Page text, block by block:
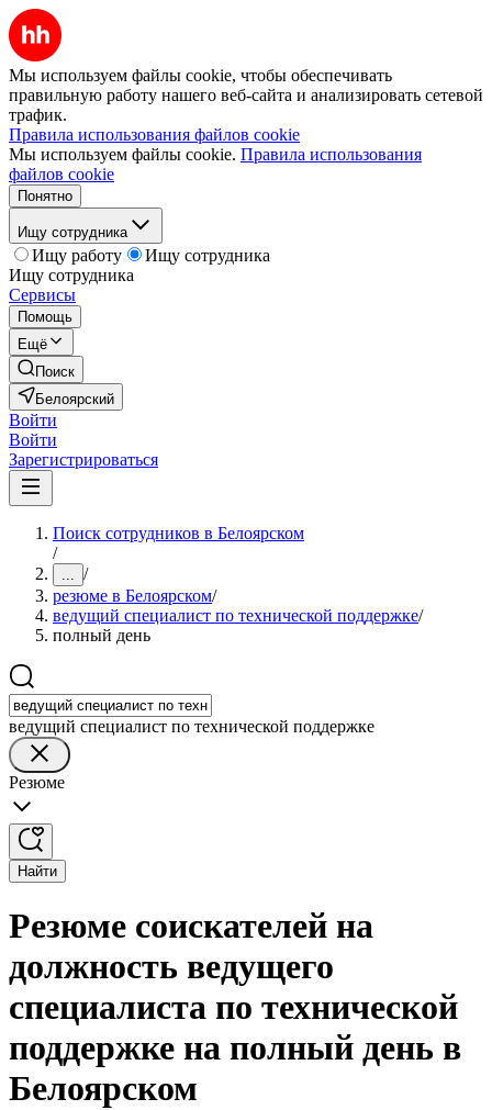
Мы используем файлы cookie, чтобы обеспечивать
правильную работу нашего веб-сайта и анализировать сетевой
трафик.
Правила использования файлов cookie
Мы используем файлы cookie. Правила использования
файлов cookie
Понятно
Ищу сотрудника
Ищу работу
Ищу сотрудника
Ищу сотрудника
Сервисы
Помощь
Ещё
Поиск
Белоярский
Войти
Войти
Зарегистрироваться
Поиск сотрудников в Белоярском
/
... /
резюме в Белоярском/
ведущий специалист по технической поддержке/
полный день
ведущий специалист по технической поддержке
Резюме
Найти
Резюме соискателей на
должность ведущего
специалиста по технической
поддержке на полный день в
Белоярском